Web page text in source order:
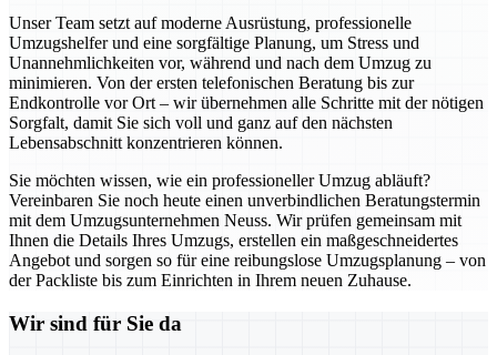
Unser Team setzt auf moderne Ausrüstung, professionelle
Umzugshelfer und eine sorgfältige Planung, um Stress und
Unannehmlichkeiten vor, während und nach dem Umzug zu
minimieren. Von der ersten telefonischen Beratung bis zur
Endkontrolle vor Ort – wir übernehmen alle Schritte mit der nötigen
Sorgfalt, damit Sie sich voll und ganz auf den nächsten
Lebensabschnitt konzentrieren können.
Sie möchten wissen, wie ein professioneller Umzug abläuft?
Vereinbaren Sie noch heute einen unverbindlichen Beratungstermin
mit dem Umzugsunternehmen Neuss. Wir prüfen gemeinsam mit
Ihnen die Details Ihres Umzugs, erstellen ein maßgeschneidertes
Angebot und sorgen so für eine reibungslose Umzugsplanung – von
der Packliste bis zum Einrichten in Ihrem neuen Zuhause.
Wir sind für Sie da